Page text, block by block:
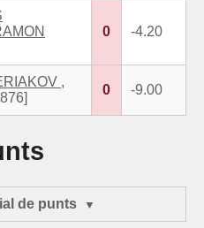
0 -4.20
,
0 -9.00
de punts